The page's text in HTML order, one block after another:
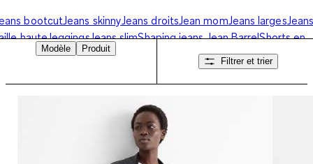
bootcut Jeans skinny Jeans droits Jean mom Jeans larges Jeans
hauteJeggingsJeans slimShaping jeansJean BarrelShorts en
Modèle
Produit
Filtrer et trier